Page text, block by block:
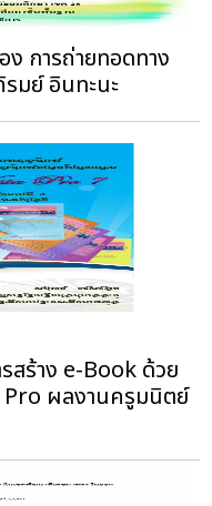
ง การถ่ายทอดทาง
มย์ อินทะนะ
สร้าง e-Book ด้วย
ผลงานครูมนิตย์